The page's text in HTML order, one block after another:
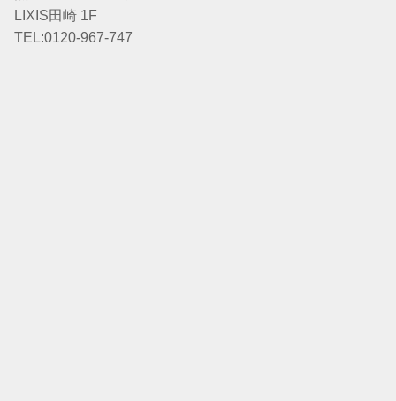
LIXIS田崎 1F
TEL:0120-967-747